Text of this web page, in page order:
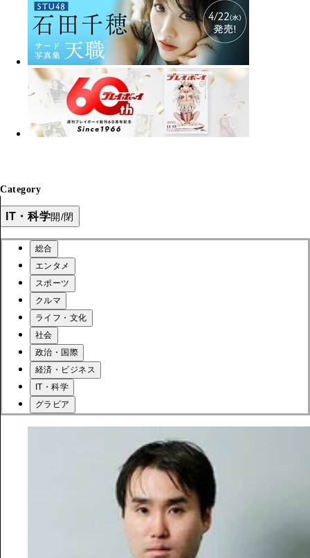
Category
IT・科学開/閉
総合
エンタメ
スポーツ
クルマ
ライフ・文化
社会
政治・国際
経済・ビジネス
IT・科学
グラビア